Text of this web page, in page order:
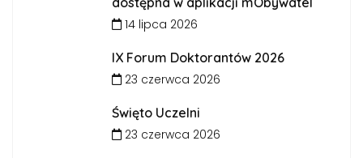
14 lipca 2026
IX Forum Doktorantów 2026
23 czerwca 2026
Święto Uczelni
23 czerwca 2026